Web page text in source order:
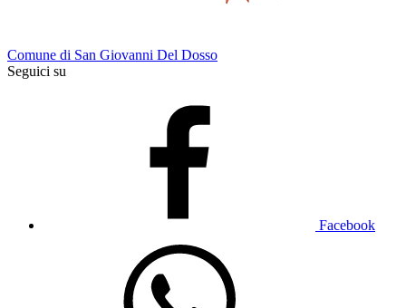
Comune di San Giovanni Del Dosso
Seguici su
Facebook